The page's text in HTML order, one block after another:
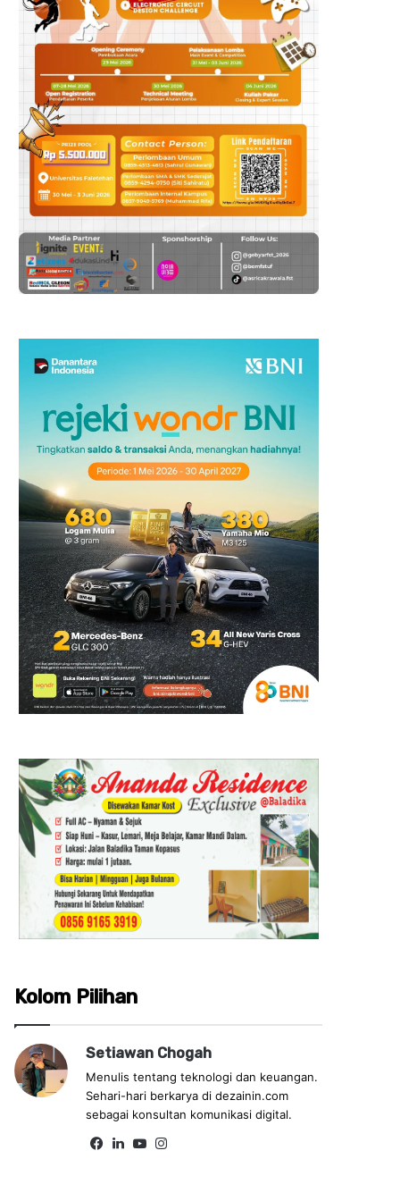
Kolom Pilihan
Setiawan Chogah
Menulis tentang teknologi dan keuangan.
Sehari-hari berkarya di dezainin.com
sebagai konsultan komunikasi digital.
Fa Lin Yo